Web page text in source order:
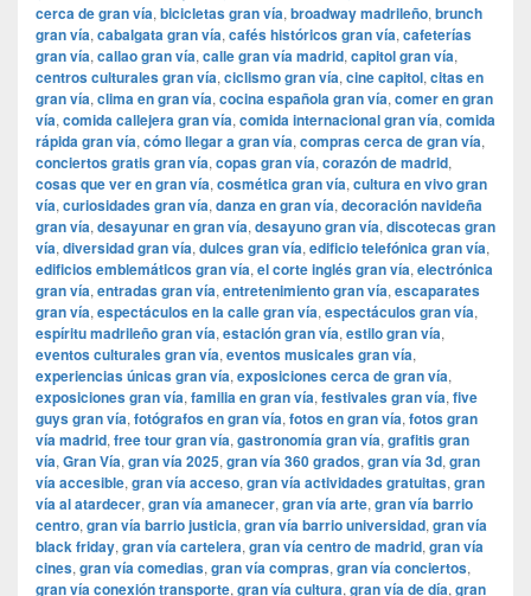
cerca de gran vía, bicicletas gran vía, broadway madrileño, brunch
gran vía, cabalgata gran vía, cafés históricos gran vía, cafeterías
gran vía, callao gran vía, calle gran vía madrid, capitol gran vía,
centros culturales gran vía, ciclismo gran vía, cine capitol, citas en
gran vía, clima en gran vía, cocina española gran vía, comer en gran
vía, comida callejera gran vía, comida internacional gran vía, comida
rápida gran vía, cómo llegar a gran vía, compras cerca de gran vía,
conciertos gratis gran vía, copas gran vía, corazón de madrid,
cosas que ver en gran vía, cosmética gran vía, cultura en vivo gran
vía, curiosidades gran vía, danza en gran vía, decoración navideña
gran vía, desayunar en gran vía, desayuno gran vía, discotecas gran
vía, diversidad gran vía, dulces gran vía, edificio telefónica gran vía,
edificios emblemáticos gran vía, el corte inglés gran vía, electrónica
gran vía, entradas gran vía, entretenimiento gran vía, escaparates
gran vía, espectáculos en la calle gran vía, espectáculos gran vía,
espíritu madrileño gran vía, estación gran vía, estilo gran vía,
eventos culturales gran vía, eventos musicales gran vía,
experiencias únicas gran vía, exposiciones cerca de gran vía,
exposiciones gran vía, familia en gran vía, festivales gran vía, five
guys gran vía, fotógrafos en gran vía, fotos en gran vía, fotos gran
vía madrid, free tour gran vía, gastronomía gran vía, grafitis gran
vía, Gran Vía, gran vía 2025, gran vía 360 grados, gran vía 3d, gran
vía accesible, gran vía acceso, gran vía actividades gratuitas, gran
vía al atardecer, gran vía amanecer, gran vía arte, gran vía barrio
centro, gran vía barrio justicia, gran vía barrio universidad, gran vía
black friday, gran vía cartelera, gran vía centro de madrid, gran vía
cines, gran vía comedias, gran vía compras, gran vía conciertos,
gran vía conexión transporte, gran vía cultura, gran vía de día, gran